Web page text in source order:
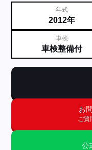
年式
2012年
車検
車検整備付
お
ご質
公